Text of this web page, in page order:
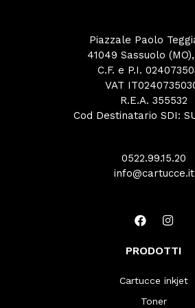
Piazzale Paolo
41049 Sassuolo
C.F. e P.I.
VAT
R.E.A. 355532
Cod Destinatario SDI:
0522.99.15.20
info@cartucce.it
PRODOTTI
Cartucce inkjet
Toner